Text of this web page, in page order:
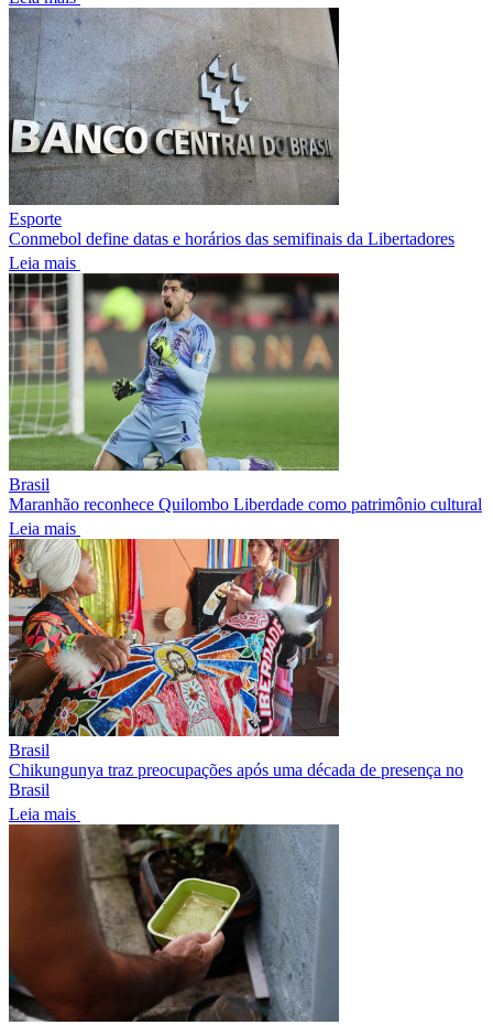
Esporte
Conmebol define datas e horários das semifinais da Libertadores
Leia mais
Brasil
Maranhão reconhece Quilombo Liberdade como patrimônio cultural
Leia mais
Brasil
Chikungunya traz preocupações após uma década de presença no
Brasil
Leia mais